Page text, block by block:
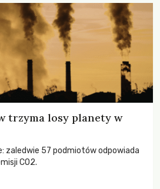
trzyma losy planety w
zaledwie 57 podmiotów odpowiada
CO2.